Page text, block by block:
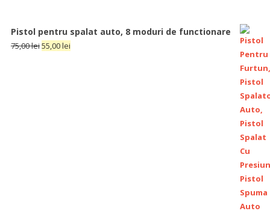
Pistol pentru spalat auto, 8 moduri de functionare
75,00lei55,00lei